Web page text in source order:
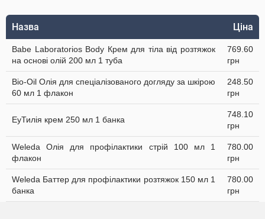
Назва Ціна
Babe Laboratorios Body Крем для тіла від розтяжок
на основі олій 200 мл 1 туба
769.60
грн
Bio-Oil Олія для спеціалізованого догляду за шкірою
60 мл 1 флакон
248.50
грн
ЕуТилія крем 250 мл 1 банка
748.10
грн
Weleda Олія для профілактики стрій 100 мл 1
флакон
780.00
грн
Weleda Баттер для профілактики розтяжок 150 мл 1
банка
780.00
грн